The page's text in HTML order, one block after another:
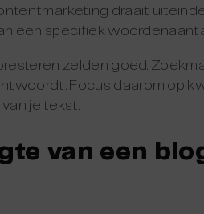
draait
een specifiek
zelden goed.
Focus daarom op
je tekst.
van een